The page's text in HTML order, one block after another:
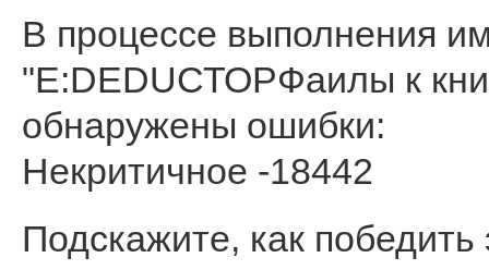
В процессе выполнения
"E:DEDUСТОРФаилы к
обнаружены ошибки:
Некритичное -18442
Подскажите, как